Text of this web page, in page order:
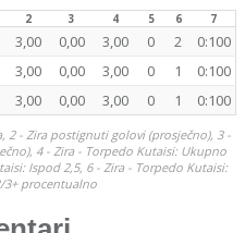
2 3 4 5 6 7
3,00 0,00 3,00 0 2
0:100
3,00 0,00 3,00 0 1
0:100
3,00 0,00 3,00 0 1 0:100
2 - Zira postignuti golovi (prosječno), 3 -
4 - Zira - Torpedo Kutaisi: Ukupno
Ispod 2,5, 6 - Zira - Torpedo Kutaisi:
3+ procentualno